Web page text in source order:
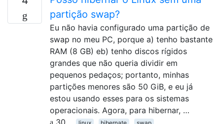
partição swap?
Eu não havia configurado uma partição de
swap no meu PC, porque a) tenho bastante
RAM (8 GB) eb) tenho discos rígidos
grandes que não queria dividir em
pequenos pedaços; portanto, minhas
partições menores são 50 GiB, e eu já
estou usando esses para os sistemas
operacionais. Agora, para hibernar, …
30